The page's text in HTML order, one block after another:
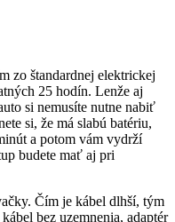
zo štandardnej elektrickej
25 hodín. Lenže aj
si nemusíte nutne nabiť
si, že má slabú batériu,
a potom vám vydrží
budete mať aj pri
Čím je kábel dlhší, tým
bez uzemnenia, adaptér